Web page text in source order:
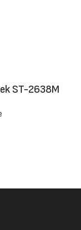
ST-2638M